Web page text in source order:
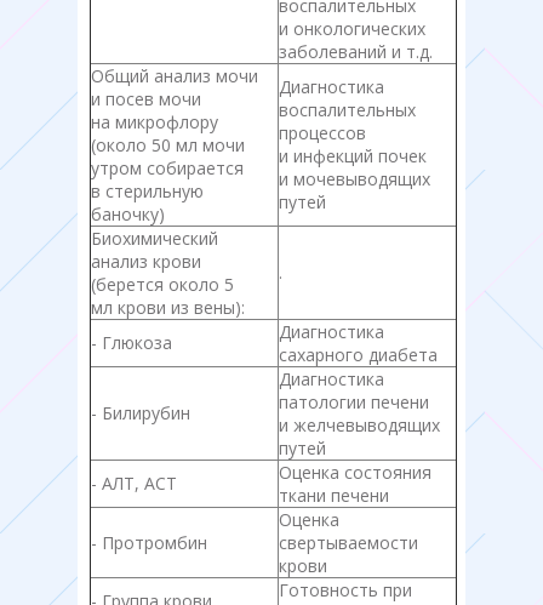
воспалительных
и онкологических
заболеваний и т.д.
Общий анализ мочи
и посев мочи
на микрофлору
(около 50 мл мочи
утром собирается
в стерильную
баночку)
Диагностика
воспалительных
процессов
и инфекций почек
и мочевыводящих
путей
Биохимический
анализ крови
(берется около 5
мл крови из вены):
.
- Глюкоза
Диагностика
сахарного диабета
- Билирубин
Диагностика
патологии печени
и желчевыводящих
путей
- АЛТ, АСТ
Оценка состояния
ткани печени
- Протромбин
Оценка
свертываемости
крови
- Группа крови
Готовность при